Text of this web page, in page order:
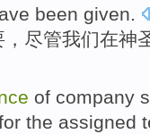
been given.
， 尽管我们在神
of company
the assigned